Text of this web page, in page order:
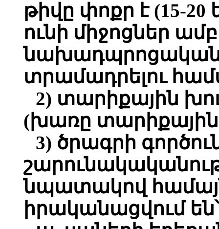
թիվը փոքր է (15-
ունի միջոցներ
նախադպրոցական
տրամադրելու
2) տարիքային
(խառը տարիքային
3) ծրագրի
նպատակով
իրականացվում են՝